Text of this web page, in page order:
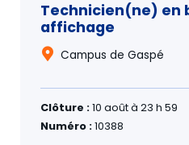
Technicien(ne) en
affichage
Campus de Gaspé
Clôture :10 août à 23 h 59
Numéro :10388